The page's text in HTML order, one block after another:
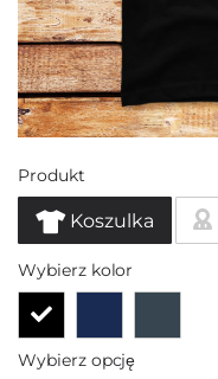
Produkt
Koszulka
Wybierz kolor
Wybierz opcję